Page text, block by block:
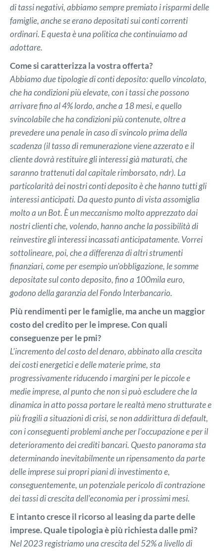
di tassi negativi, abbiamo sempre premiato i risparmi delle
famiglie, anche se erano depositati sui conti correnti
ordinari. E questa è una politica che continuiamo ad
adottare.
Come si caratterizza la vostra offerta?
Abbiamo due tipologie di conti deposito: quello vincolato,
che ha condizioni più elevate, con i tassi che possono
arrivare fino al 4% lordo, anche a 18 mesi, e quello
svincolabile che ha condizioni più contenute, oltre a
prevedere una penale in caso di svincolo prima della
scadenza (il tasso di remunerazione viene azzerato e il
cliente dovrà restituire gli interessi già maturati, che
saranno trattenuti dal capitale rimborsato, ndr). La
particolarità dei nostri conti deposito è che hanno tutti gli
interessi anticipati. Da questo punto di vista assomiglia
molto a un Bot. È un meccanismo molto apprezzato dai
nostri clienti che, volendo, hanno anche la possibilità di
reinvestire gli interessi incassati anticipatamente. Vorrei
sottolineare, poi, che a differenza di altri strumenti
finanziari, come per esempio un'obbligazione, le somme
depositate sul conto deposito, fino a 100mila euro,
godono della garanzia del Fondo Interbancario.
Più rendimenti per le famiglie, ma anche un maggior
costo del credito per le imprese. Con quali
conseguenze per le pmi?
L'incremento del costo del denaro, abbinato alla crescita
dei costi energetici e delle materie prime, sta
progressivamente riducendo i margini per le piccole e
medie imprese, al punto che non si può escludere che la
dinamica in atto possa portare le realtà meno strutturate e
più fragili a situazioni di crisi, se non addirittura di default,
con i conseguenti problemi anche per l'occupazione e per il
deterioramento dei crediti bancari. Questo panorama sta
determinando inevitabilmente un ripensamento da parte
delle imprese sui propri piani di investimento e,
conseguentemente, un potenziale pericolo di contrazione
dei tassi di crescita dell'economia per i prossimi mesi.
E intanto cresce il ricorso al leasing da parte delle
imprese. Quale tipologia è più richiesta dalle pmi?
Nel 2023 registriamo una crescita del 52% a livello di